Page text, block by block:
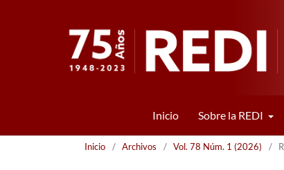
Inicio Sobre la REDI
Inicio / Archivos / Vol. 78 Núm. 1 (2026) /